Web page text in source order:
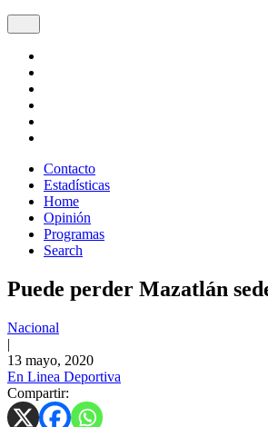
Contacto
Estadísticas
Home
Opinión
Programas
Search
Puede perder Mazatlán
Nacional
|
13 mayo, 2020
En Linea Deportiva
Compartir: